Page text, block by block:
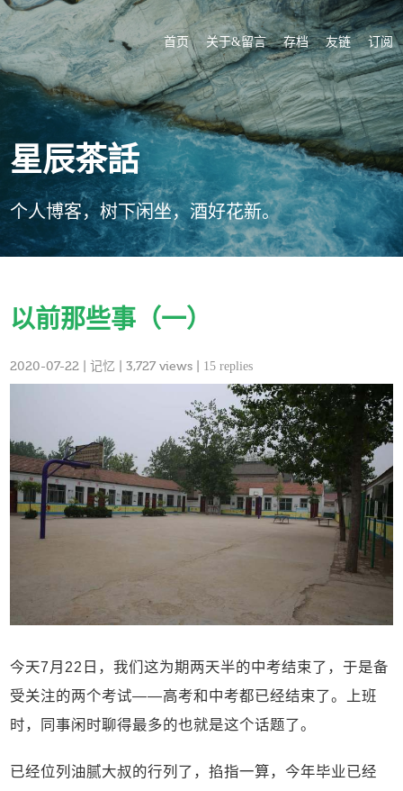
首页 关于&留言 存档 友链 订阅
星辰茶話
个人博客，树下闲坐，酒好花新。
以前那些事（一）
2020-07-22 |记忆 | 3,727 views | 15 replies
今天7月22日，我们这为期两天半的中考结束了，于是备
受关注的两个考试——高考和中考都已经结束了。上班
时，同事闲时聊得最多的也就是这个话题了。
已经位列油腻大叔的行列了，掐指一算，今年毕业已经